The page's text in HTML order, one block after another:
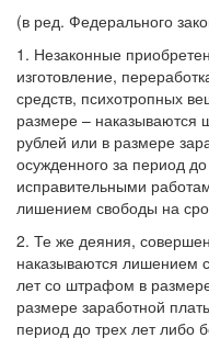
(в ред. Федерального
1. Незаконные
изготовление,
средств, психотропных
размере – наказываются
рублей или в размере
осужденного за период
исправительными
лишением свободы на
2. Те же деяния,
наказываются лишением
лет со штрафом в
размере заработной
период до трех лет либо